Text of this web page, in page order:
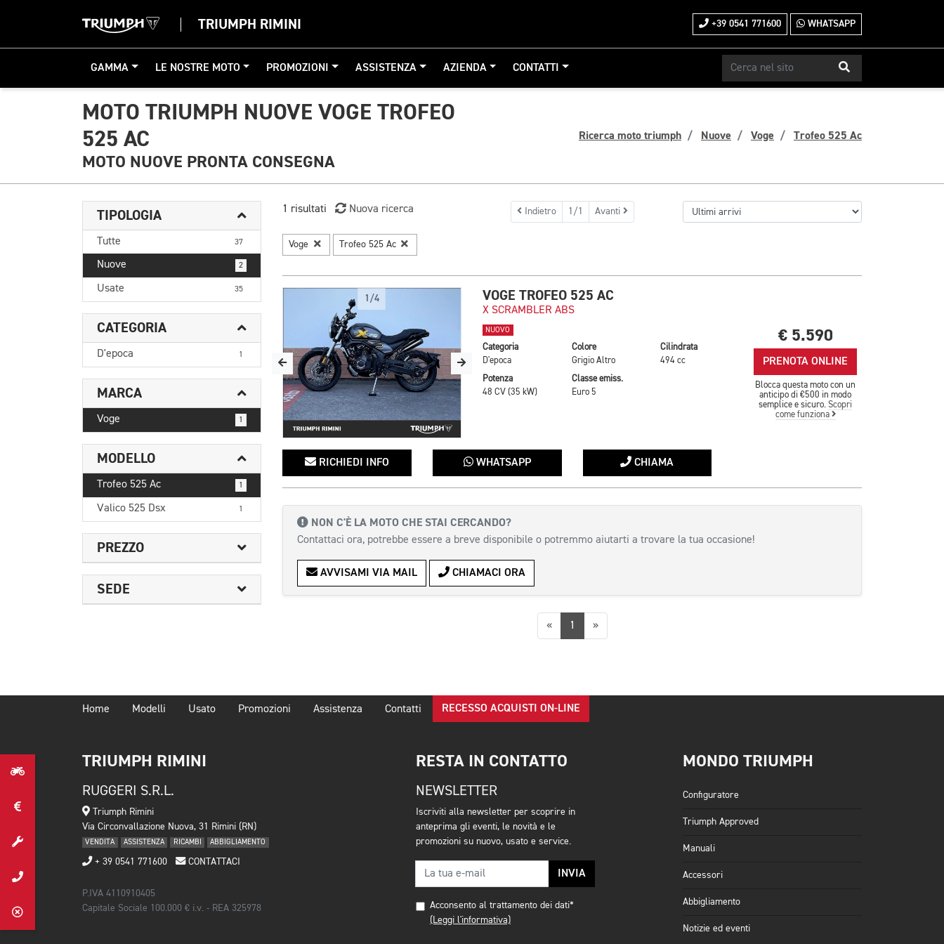
TRIUMPH RIMINI +39 0541 771600 WHATSAPP
GAMMA LE NOSTRE MOTO PROMOZIONI ASSISTENZA AZIENDA CONTATTI
MOTO TRIUMPH NUOVE VOGE TROFEO
525 AC
MOTO NUOVE PRONTA CONSEGNA
Ricerca moto triumph Nuove Voge Trofeo 525 Ac
TIPOLOGIA
Tutte 37
Nuove 2
Usate 35
CATEGORIA
D'epoca 1
MARCA
Voge 1
MODELLO
Trofeo 525 Ac 1
Valico 525 Dsx 1
PREZZO
SEDE
1 risultati Nuova ricerca Indietro 1/1 Avanti
Voge Trofeo 525 Ac
1/4 VOGE TROFEO 525 AC
X SCRAMBLER ABS
NUOVO
Categoria
D'epoca
Colore
Grigio Altro
Cilindrata
494 cc
Potenza
48 CV (35 kW)
Classe emiss.
Euro 5
€ 5.590
PRENOTA ONLINE
Blocca questa moto con un
anticipo di €500 in modo
semplice e sicuro.Scopri
come funziona
RICHIEDI INFO WHATSAPP CHIAMA
NON C'È LA MOTO CHE STAI CERCANDO?
Contattaci ora, potrebbe essere a breve disponibile o potremmo aiutarti a trovare la tua occasione!
AVVISAMI VIA MAIL CHIAMACI ORA
«Precedente
1 »Successiva
Home Modelli Usato Promozioni Assistenza Contatti RECESSO ACQUISTI ON-LINE
TRIUMPH RIMINI
RUGGERI S.R.L.
Triumph Rimini
Via Circonvallazione Nuova, 31 Rimini (RN)
VENDITA ASSISTENZA RICAMBI ABBIGLIAMENTO
+ 39 0541 771600 CONTATTACI
P.IVA 4110910405
Capitale Sociale 100.000 € i.v. - REA 325978
RESTA IN CONTATTO
NEWSLETTER
Iscriviti alla newsletter per scoprire in
anteprima gli eventi, le novità e le
promozioni su nuovo, usato e service.
INVIA
Acconsento al trattamento dei dati*
(Leggi l'informativa)
MONDO TRIUMPH
Configuratore
Triumph Approved
Manuali
Accessori
Abbigliamento
Notizie ed eventi